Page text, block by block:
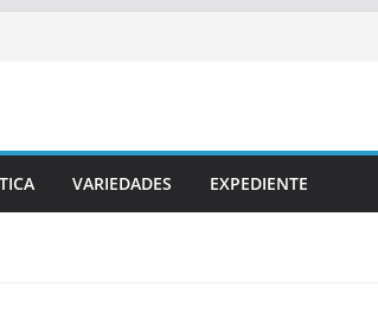
VARIEDADES EXPEDIENTE